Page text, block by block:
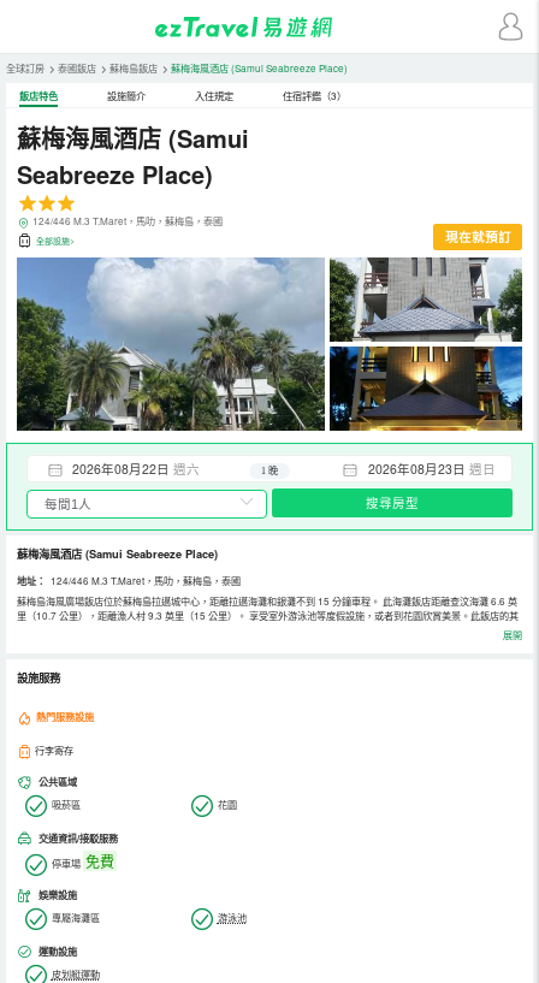
全球訂房 > 泰國飯店 > 蘇梅島飯店 > 蘇梅海風酒店(Samui Seabreeze Place)
飯店特色 設施簡介 入住規定 住宿評鑑（3）
蘇梅海風酒店 (Samui
Seabreeze Place)
124/446 M.3 T.Maret，馬叻，蘇梅島，泰國
全部設施> 現在就預訂
2026年08月22日 週六 2026年08月23日 週日
1 晚
搜尋房型
蘇梅海風酒店(Samui Seabreeze Place)
地址：
124/446 M.3 T.Maret，馬叻，蘇梅島，泰國
蘇梅島海風廣場飯店位於蘇梅島拉邁城中心，距離拉邁海灘和銀灘不到 15 分鐘車程。 此海灘飯店距離查汶海灘 6.6 英
里（10.7 公里），距離漁人村 9.3 英里（15 公里）。 享受室外游泳池等度假設施，或者到花園欣賞美景。此飯店的其
他設施包括免費 WiFi和旅遊/票務服務。 在蘇梅島海風廣場飯店，您可以去餐廳享用美餐。 特色服務/設施包括快速入
住、行李寄存和前台保管箱。住客可付費使用渡輪碼頭班車，飯店還提供免費自助停車。 有 25 間空調客房提供冰箱和
滿足您的娛樂需求。浴室提供淋浴設施和免費洗浴用品。
展開
設施服務
熱門服務設施
行李寄存
公共區域
吸菸區 花園
交通資訊/接駁服務
停車場 免費
娛樂設施
專屬海灘區 游泳池
運動設施
皮划艇運動